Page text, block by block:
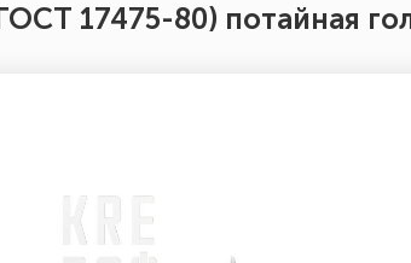
Закладные детали
17475-80) потайная